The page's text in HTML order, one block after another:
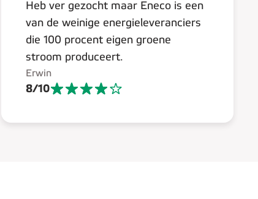
Heb ver gezocht maar Eneco is een
van de weinige energieleveranciers
die 100 procent eigen groene
stroom produceert.
Erwin
8/10